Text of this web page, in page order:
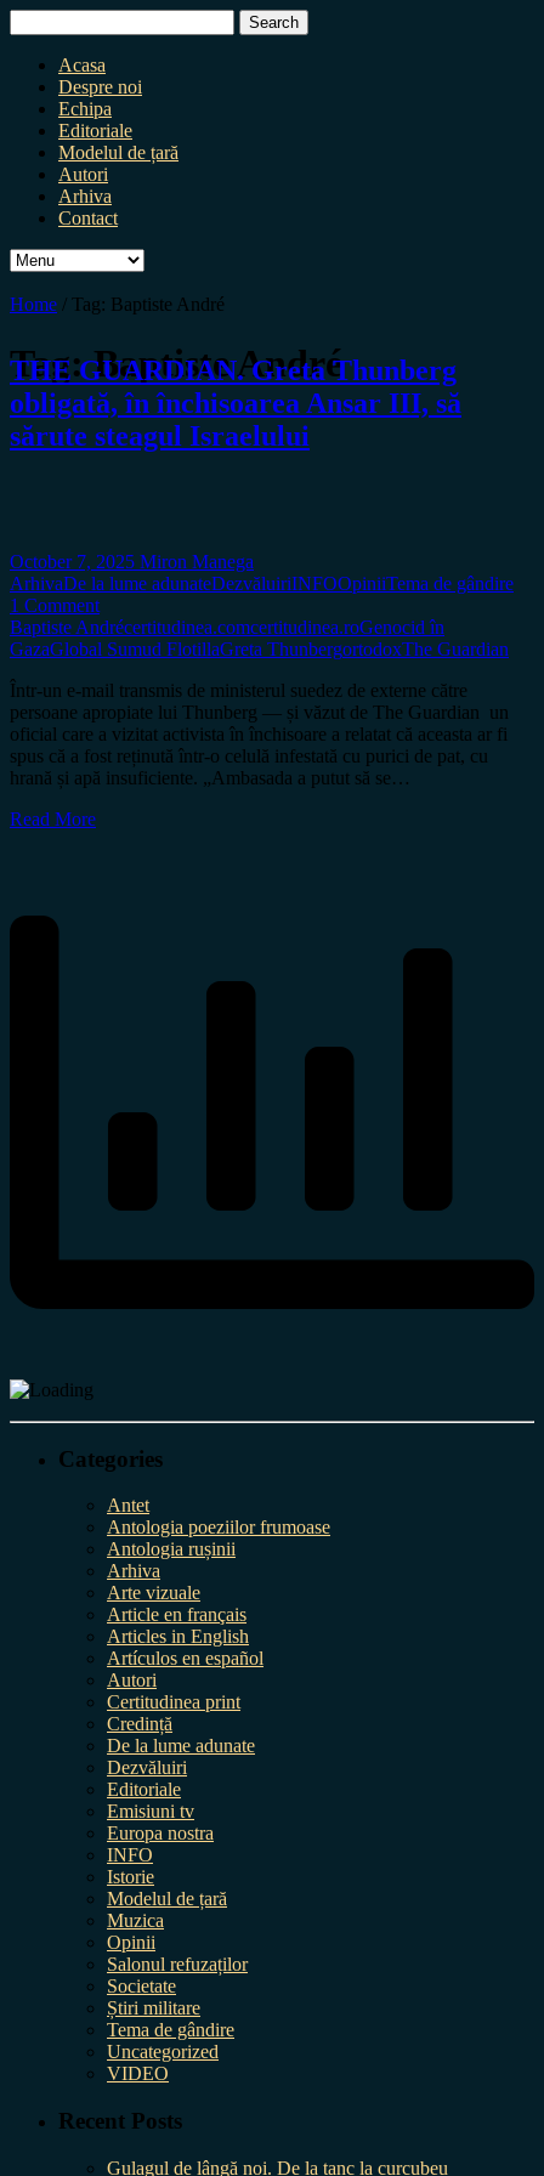
for:
Acasa
Despre noi
Echipa
Editoriale
Modelul de țară
Autori
Arhiva
Contact
Home / Tag: Baptiste André
Tag:Baptiste André
THE GUARDIAN. Greta Thunberg
obligată, în închisoarea Ansar III, să
sărute steagul Israelului
October 7, 2025 Miron Manega
ArhivaDe la lume adunateDezvăluiriINFOOpiniiTema de gândire
1 Comment
Baptiste Andrécertitudinea.comcertitudinea.roGenocid în
GazaGlobal Sumud FlotillaGreta ThunbergortodoxThe Guardian
Într-un e‑mail transmis de ministerul suedez de externe către
persoane apropiate lui Thunberg — și văzut de The Guardian un
oficial care a vizitat activista în închisoare a relatat că aceasta ar fi
spus că a fost reținută într-o celulă infestată cu purici de pat, cu
hrană și apă insuficiente. „Ambasada a putut să se…
Read More
Categories
Antet
Antologia poeziilor frumoase
Antologia rușinii
Arhiva
Arte vizuale
Article en français
Articles in English
Artículos en español
Autori
Certitudinea print
Credință
De la lume adunate
Dezvăluiri
Editoriale
Emisiuni tv
Europa nostra
INFO
Istorie
Modelul de țară
Muzica
Opinii
Salonul refuzaților
Societate
Știri militare
Tema de gândire
Uncategorized
VIDEO
Recent Posts
Gulagul de lângă noi. De la tanc la curcubeu